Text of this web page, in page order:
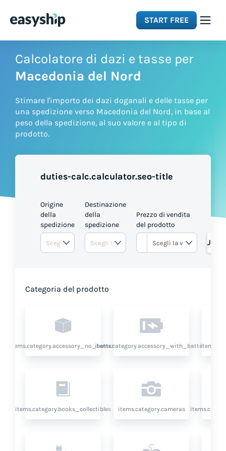
START FREE
Solutions
Integrations
Resources
Calcolatore di dazi e tasse per
Macedonia del Nord
Stimare l'importo dei dazi doganali e delle tasse per
una spedizione verso Macedonia del Nord, in base al
peso della spedizione, al suo valore e al tipo di
prodotto.
duties-calc.calculator.seo-title
Origine
della
spedizione
Destinazione
della
spedizione
Prezzo di vendita
del prodotto
RICHIEDI UN
Categoria del prodotto
items.category.accessory_no_batteryitems.category.accessory_with_battery
items.category.books_collectibles items.category.cameras